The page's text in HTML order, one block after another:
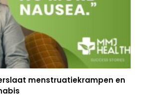
menstruatiekrampen en